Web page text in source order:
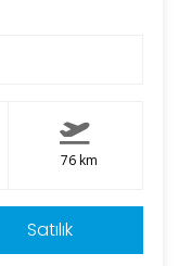
76 km
Satılık